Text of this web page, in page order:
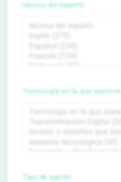
Idioma del experto
Tecnología en la que asesora
Tipo de agente